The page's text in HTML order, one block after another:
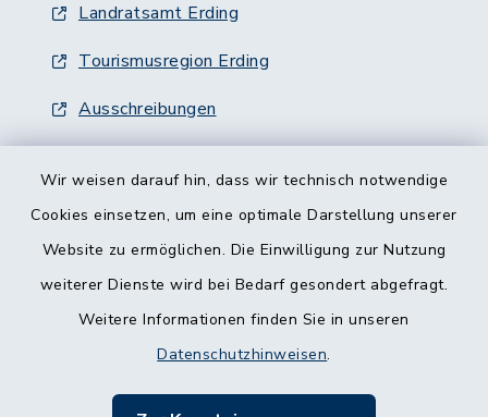
Wir weisen darauf hin, dass wir technisch notwendige
Cookies einsetzen, um eine optimale Darstellung unserer
Website zu ermöglichen. Die Einwilligung zur Nutzung
weiterer Dienste wird bei Bedarf gesondert abgefragt.
Weitere Informationen finden Sie in unseren
Datenschutzhinweisen.
Landratsamt Erding
Tourismusregion Erding
Ausschreibungen
Barrierefreiheit